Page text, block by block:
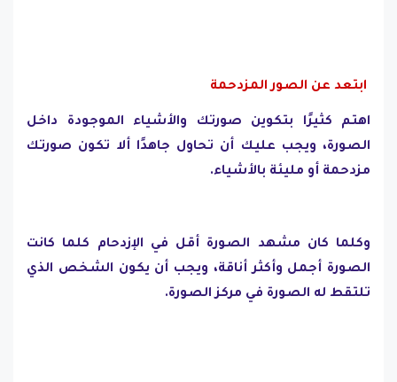
ابتعد عن الصور المزدحمة
اهتم كثيرًا بتكوين صورتك والأشياء الموجودة داخل
الصورة، ويجب عليك أن تحاول جاهدًا ألا تكون صورتك
مزدحمة أو مليئة بالأشياء.
وكلما كان مشهد الصورة أقل في الإزدحام كلما كانت
الصورة أجمل وأكثر أناقة، ويجب أن يكون الشخص الذي
تلتقط له الصورة في مركز الصورة.